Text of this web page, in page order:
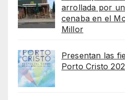
arrollada por
cenaba en el
Millor
Presentan las
Porto Cristo